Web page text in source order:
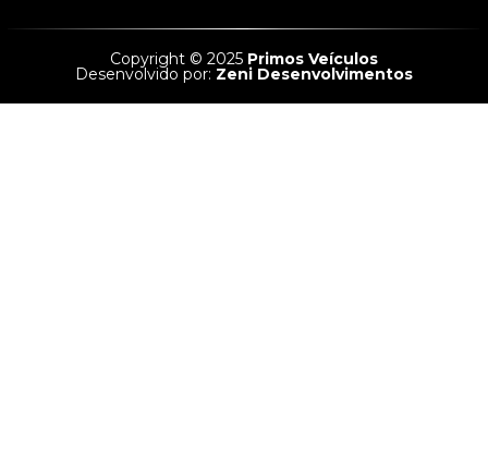
Copyright © 2025 Primos Veículos
Desenvolvido por: Zeni Desenvolvimentos